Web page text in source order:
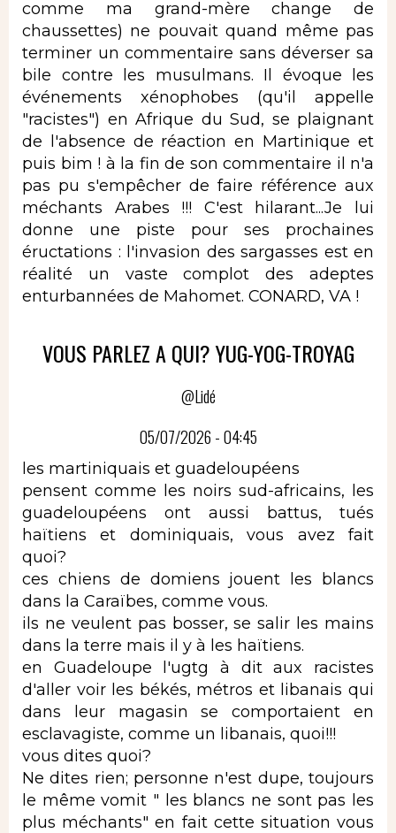
comme ma grand-mère change de
chaussettes) ne pouvait quand même pas
terminer un commentaire sans déverser sa
bile contre les musulmans. Il évoque les
événements xénophobes (qu'il appelle
"racistes") en Afrique du Sud, se plaignant
de l'absence de réaction en Martinique et
puis bim ! à la fin de son commentaire il n'a
pas pu s'empêcher de faire référence aux
méchants Arabes !!! C'est hilarant...Je lui
donne une piste pour ses prochaines
éructations : l'invasion des sargasses est en
réalité un vaste complot des adeptes
enturbannées de Mahomet. CONARD, VA !
VOUS PARLEZ A QUI? YUG-YOG-TROYAG
@Lidé
05/07/2026 - 04:45
les martiniquais et guadeloupéens
pensent comme les noirs sud-africains, les
guadeloupéens ont aussi battus, tués
haïtiens et dominiquais, vous avez fait
quoi?
ces chiens de domiens jouent les blancs
dans la Caraïbes, comme vous.
ils ne veulent pas bosser, se salir les mains
dans la terre mais il y à les haïtiens.
en Guadeloupe l'ugtg à dit aux racistes
d'aller voir les békés, métros et libanais qui
dans leur magasin se comportaient en
esclavagiste, comme un libanais, quoi!!!
vous dites quoi?
Ne dites rien; personne n'est dupe, toujours
le même vomit " les blancs ne sont pas les
plus méchants" en fait cette situation vous